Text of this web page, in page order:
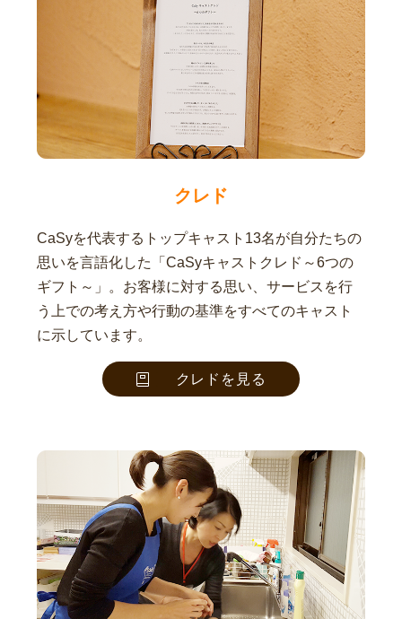
クレド
CaSyを代表するトップキャスト13名が自分たちの
思いを言語化した「CaSyキャストクレド～6つの
ギフト～」。お客様に対する思い、サービスを行
う上での考え方や行動の基準をすべてのキャスト
に示しています。
クレドを見る